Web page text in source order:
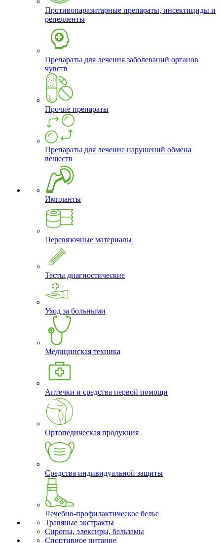
Противопаразитарные препараты, инсектициды и
репелленты
Препараты для лечения заболеваний органов
чувств
Прочие препараты
Препараты для лечение нарушений обмена
веществ
Импланты
Перевязочные материалы
Тесты диагностические
Уход за больными
Медицинская техника
Аптечки и средства первой помощи
Ортопедическая продукция
Средства индивидуальной защиты
Лечебно-профилактическое белье
Травяные экстракты
Сиропы, элексиры, бальзамы
Спортивное питание